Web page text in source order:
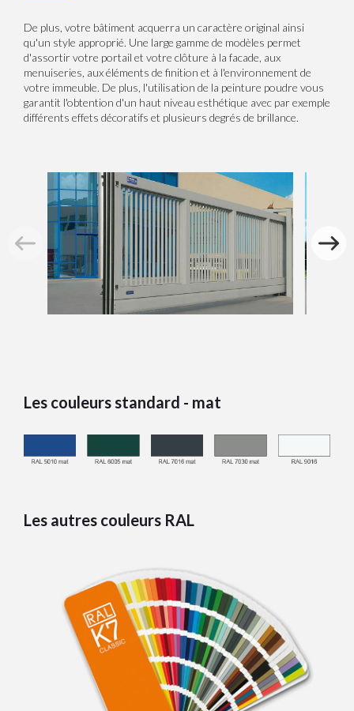
De plus, votre bâtiment acquerra un caractère original ainsi
qu'un style approprié. Une large gamme de modèles permet
d'assortir votre portail et votre clôture à la facade, aux
menuiseries, aux éléments de finition et à l'environnement de
votre immeuble. De plus, l'utilisation de la peinture poudre vous
garantit l'obtention d'un haut niveau esthétique avec par exemple
différents effets décoratifs et plusieurs degrés de brillance.
Les couleurs standard - mat
Les autres couleurs RAL